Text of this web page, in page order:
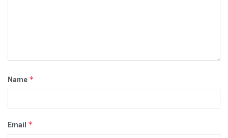
Name *
Email *